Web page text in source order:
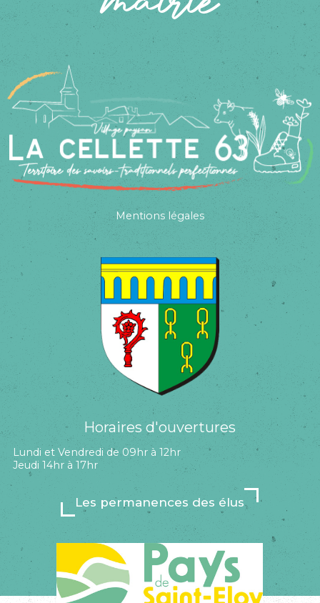
Mentions légales
Horaires d'ouvertures
Lundi et Vendredi de 09hr à 12hr
Jeudi 14hr à 17hr
Les permanences des élus